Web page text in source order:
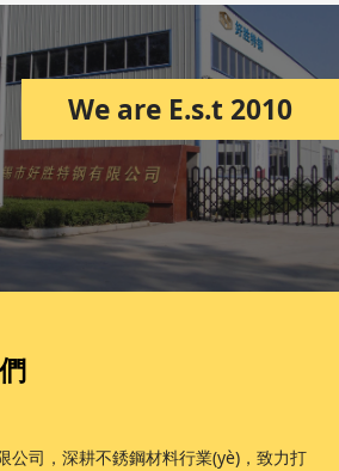
We are E.s.t 2010
公司，深耕不銹鋼材料行業(yè)，致力打